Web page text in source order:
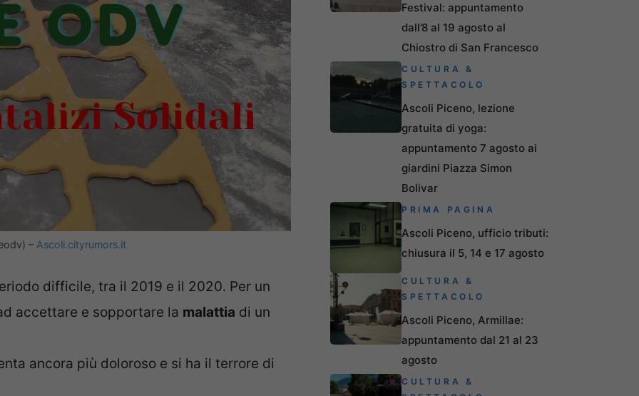
– Ascoli.cityrumors.it
difficile, tra il 2019 e il 2020. Per un
accettare e sopportare la malattia di un
ancora più doloroso e si ha il terrore di
Festival: appuntamento
dall’8 al 19 agosto al
Chiostro di San Francesco
CULTURA &
SPETTACOLO
Ascoli Piceno, lezione
gratuita di yoga:
appuntamento 7 agosto ai
giardini Piazza Simon
Bolivar
PRIMA PAGINA
Ascoli Piceno, ufficio tributi:
chiusura il 5, 14 e 17 agosto
CULTURA &
SPETTACOLO
Ascoli Piceno, Armillae:
appuntamento dal 21 al 23
agosto
CULTURA &